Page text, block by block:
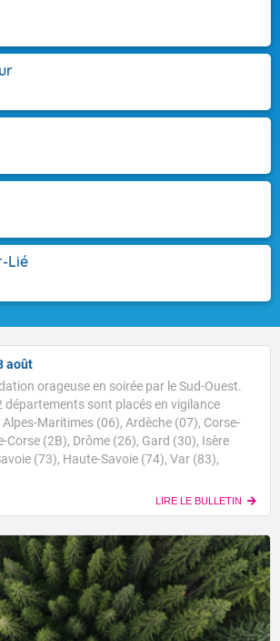
Lié
août
orageuse en soirée par le Sud-Ouest.
départements sont placés en vigilance
Alpes-Maritimes (06), Ardèche (07), Corse-
Corse (2B), Drôme (26), Gard (30), Isère
(73), Haute-Savoie (74), Var (83),
LIRE LE BULLETIN